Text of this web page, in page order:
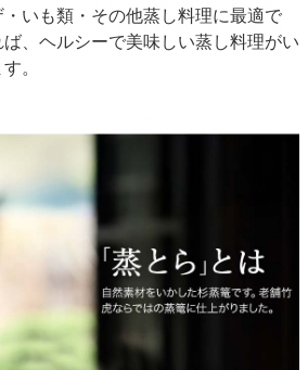
いも類・その他蒸し料理に最適で
、ヘルシーで美味しい蒸し料理がい
。